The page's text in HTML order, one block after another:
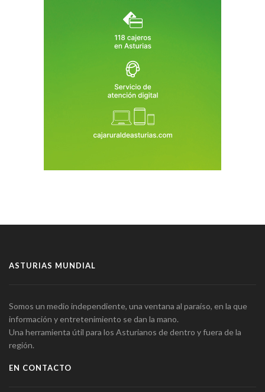
ASTURIAS MUNDIAL
Somos un medio independiente, una ventana al paraíso, en la que
información y entretenimiento se dan la mano.
Una herramienta útil para los Asturianos de dentro y fuera de la
región.
EN CONTACTO